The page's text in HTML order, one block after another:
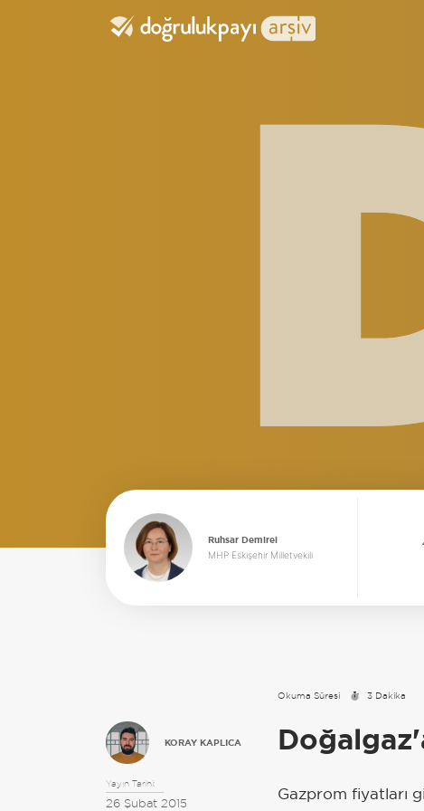
Ruhsar Demirel
MHP Eskişehir Milletvekili
Okuma Süresi 3 Dakika
KORAY KAPLICA
Yayın Tarihi:
26 Şubat 2015
Gazprom fiyatları